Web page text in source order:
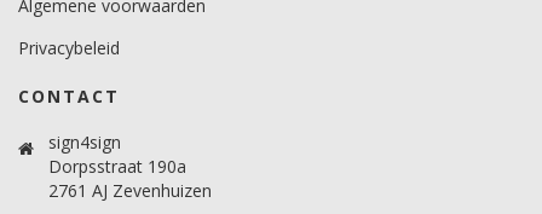
Algemene voorwaarden
Privacybeleid
CONTACT
sign4sign
Dorpsstraat 190a
2761 AJ Zevenhuizen